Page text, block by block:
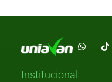
Institucional